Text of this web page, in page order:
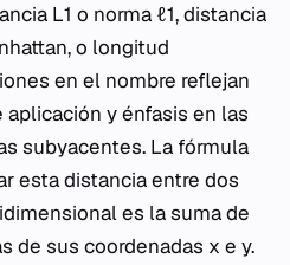
L1 o norma ℓ1, distancia
o longitud
en el nombre reflejan
y énfasis en las
subyacentes. La fórmula
esta distancia entre dos
es la suma de
de sus coordenadas x e y.